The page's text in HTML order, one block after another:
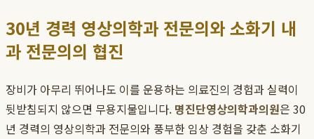
30년 경력 영상의학과 전문의와 소화기 내
과 전문의의 협진
장비가 아무리 뛰어나도 이를 운용하는 의료진의 경험과 실력이
뒷받침되지 않으면 무용지물입니다. 명진단영상의학과의원은 30
년 경력의 영상의학과 전문의와 풍부한 임상 경험을 갖춘 소화기